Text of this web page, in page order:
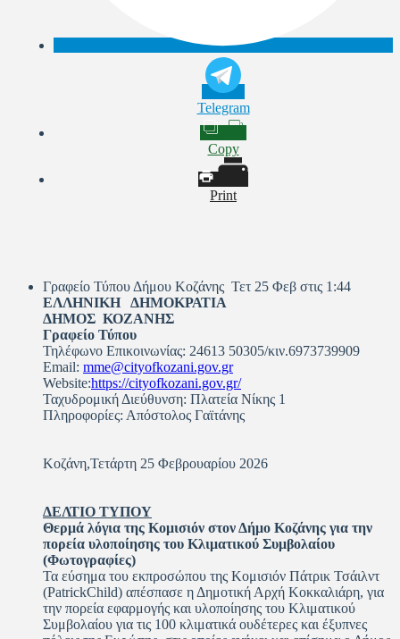
Telegram
Copy
Print
Γραφείο Τύπου Δήμου Κοζάνης Τετ 25 Φεβ στις 1:44
ΕΛΛΗΝΙΚΗ ΔΗΜΟΚΡΑΤΙΑ
ΔΗΜΟΣ ΚΟΖΑΝΗΣ
Γραφείο Τύπου
Τηλέφωνο Επικοινωνίας: 24613 50305/κιν.6973739909
Email: mme@cityofkozani.gov.gr
Website:https://cityofkozani.gov.gr/
Ταχυδρομική Διεύθυνση: Πλατεία Νίκης 1
Πληροφορίες: Απόστολος Γαϊτάνης
Κοζάνη,Τετάρτη 25 Φεβρουαρίου 2026
ΔΕΛΤΙΟ ΤΥΠΟΥ
Θερμά λόγια της Κομισιόν στον Δήμο Κοζάνης για την
πορεία υλοποίησης του Κλιματικού Συμβολαίου
(Φωτογραφίες)
Τα εύσημα του εκπροσώπου της Κομισιόν Πάτρικ Τσάιλντ
(PatrickChild) απέσπασε η Δημοτική Αρχή Κοκκαλιάρη, για
την πορεία εφαρμογής και υλοποίησης του Κλιματικού
Συμβολαίου για τις 100 κλιματικά ουδέτερες και έξυπνες